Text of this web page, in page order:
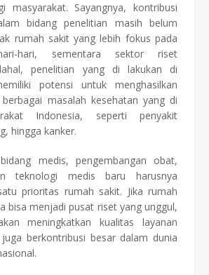
masyarakat. Sayangnya, kontribusi
bidang penelitian masih belum
rumah sakit yang lebih fokus pada
hari, sementara sektor riset
penelitian yang di lakukan di
potensi untuk menghasilkan
masalah kesehatan yang di
Indonesia, seperti penyakit
hingga kanker.
medis, pengembangan obat,
teknologi medis baru harusnya
prioritas rumah sakit. Jika rumah
bisa menjadi pusat riset yang unggul,
meningkatkan kualitas layanan
berkontribusi besar dalam dunia